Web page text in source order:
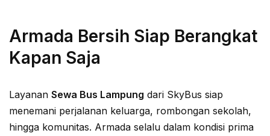
Armada Bersih Siap Berangkat
Kapan Saja
Layanan Sewa Bus Lampung dari SkyBus siap
menemani perjalanan keluarga, rombongan sekolah,
hingga komunitas. Armada selalu dalam kondisi prima